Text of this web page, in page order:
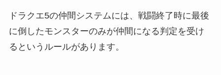
ドラクエ5の仲間システムには、戦闘終了時に最後
に倒したモンスターのみが仲間になる判定を受け
るというルールがあります。